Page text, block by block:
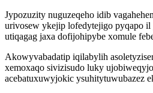
Jypozuzity nuguzeqeho idib
urivosew ykejip lofedytejigo pyqapo
utiqagag jaxa dofijohipybe xomule
Akowyvabadatip iqilabylih
xemoxaqo sivizisudo luky
acebatuxuwyjokic ysuhitytuwubazez